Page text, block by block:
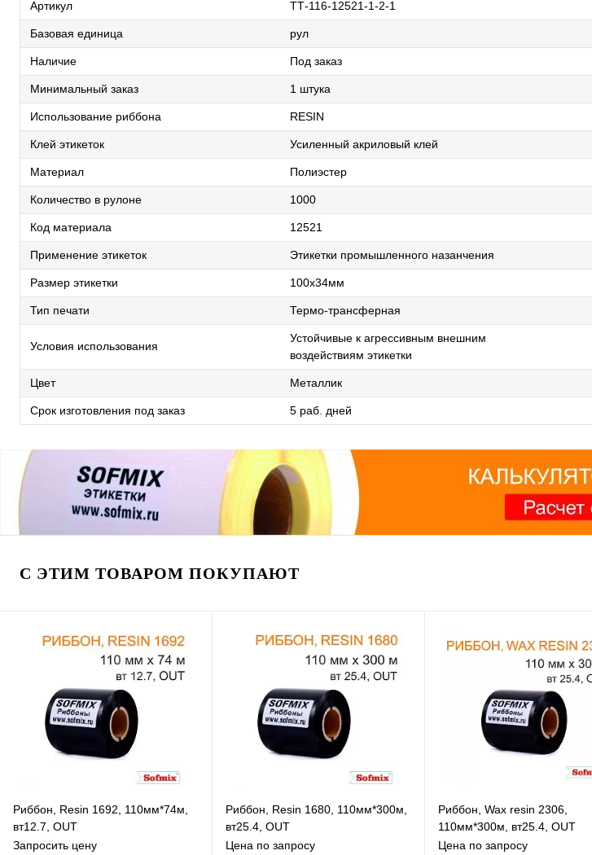
Артикул ТТ-116-12521-1-2-1
Базовая единица рул
Наличие Под заказ
Минимальный заказ 1 штука
Использование риббона RESIN
Клей этикеток Усиленный акриловый клей
Материал Полиэстер
Количество в рулоне 1000
Код материала 12521
Применение этикеток Этикетки промышленного назанчения
Размер этикетки 100х34мм
Тип печати Термо-трансферная
Условия использования
Устойчивые к агрессивным внешним
воздействиям этикетки
Цвет Металлик
Срок изготовления под заказ 5 раб. дней
С ЭТИМ ТОВАРОМ ПОКУПАЮТ
Риббон, Resin 1692, 110мм*74м,
вт12.7, OUT
Запросить цену
Риббон, Resin 1680, 110мм*300м,
вт25.4, OUT
Цена по запросу
Риббон, Wax resin 2306,
110мм*300м, вт25.4, OUT
Цена по запросу